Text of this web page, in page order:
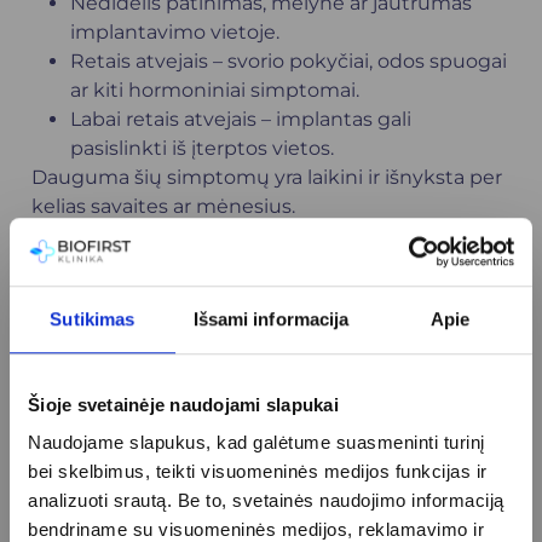
Sutikimas Išsami informacija Apie
Šioje svetainėje naudojami slapukai
Naudojame slapukus, kad galėtume suasmeninti turinį
bei skelbimus, teikti visuomeninės medijos funkcijas ir
analizuoti srautą. Be to, svetainės naudojimo informaciją
bendriname su visuomeninės medijos, reklamavimo ir
implantavimo vietoje.
Retais atvejais – svorio pokyčiai, odos spuogai
ar kiti hormoniniai simptomai.
Labai retais atvejais – implantas gali
pasislinkti iš įterptos vietos.
Dauguma šių simptomų yra laikini ir išnyksta per
kelias savaites ar mėnesius.
Kam „Nexplanon“
netinka?
jei:
Turite kepenų ligų arba kepenų funkcijos
sutrikimų.
Esate alergiškos bet kuriai implanto
sudedamajai daliai.